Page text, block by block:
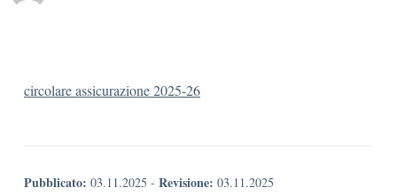
circolare assicurazione 2025-26
Pubblicato: 03.11.2025 - Revisione: 03.11.2025